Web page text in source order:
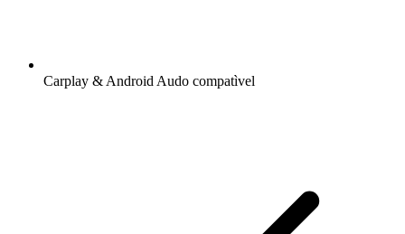
Carplay & Android Audo compatìvel